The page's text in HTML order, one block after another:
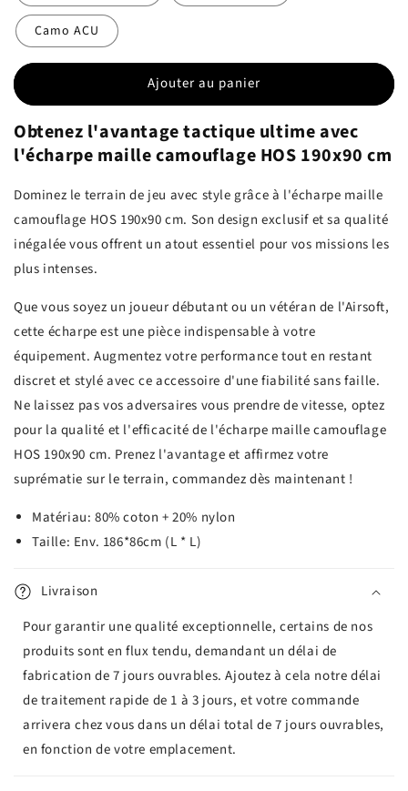
Camo ACU
Ajouter au panier
Obtenez l'avantage tactique ultime avec
l'écharpe maille camouflage HOS 190x90 cm
Dominez le terrain de jeu avec style grâce à l'écharpe maille
camouflage HOS 190x90 cm. Son design exclusif et sa qualité
inégalée vous offrent un atout essentiel pour vos missions les
plus intenses.
Que vous soyez un joueur débutant ou un vétéran de l'Airsoft,
cette écharpe est une pièce indispensable à votre
équipement. Augmentez votre performance tout en restant
discret et stylé avec ce accessoire d'une fiabilité sans faille.
Ne laissez pas vos adversaires vous prendre de vitesse, optez
pour la qualité et l'efficacité de l'écharpe maille camouflage
HOS 190x90 cm. Prenez l'avantage et affirmez votre
suprématie sur le terrain, commandez dès maintenant !
Matériau: 80% coton + 20% nylon
Taille: Env. 186*86cm (L * L)
Livraison
Pour garantir une qualité exceptionnelle, certains de nos
produits sont en flux tendu, demandant un délai de
fabrication de 7 jours ouvrables. Ajoutez à cela notre délai
de traitement rapide de 1 à 3 jours, et votre commande
arrivera chez vous dans un délai total de 7 jours ouvrables,
en fonction de votre emplacement.